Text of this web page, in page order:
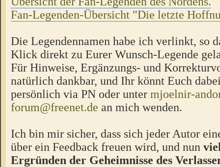
Fan-Legenden-Übersicht "Die letzte
Die Legendennamen habe ich verlinkt, so
Klick direkt zu Eurer Wunsch-Legende
Für Hinweise, Ergänzungs- und
natürlich dankbar, und Ihr könnt Euch
persönlich via PN oder unter mjoelnir-
forum@freenet.de an mich wenden.
Ich bin mir sicher, dass sich jeder Autor
über ein Feedback freuen wird, und nun
Ergründen der Geheimnisse des